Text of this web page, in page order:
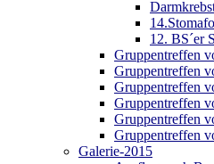
12. BS´er
Gruppentreffen
Gruppentreffen
Gruppentreffen
Gruppentreffen
Gruppentreffen
Gruppentreffen
Galerie-2015